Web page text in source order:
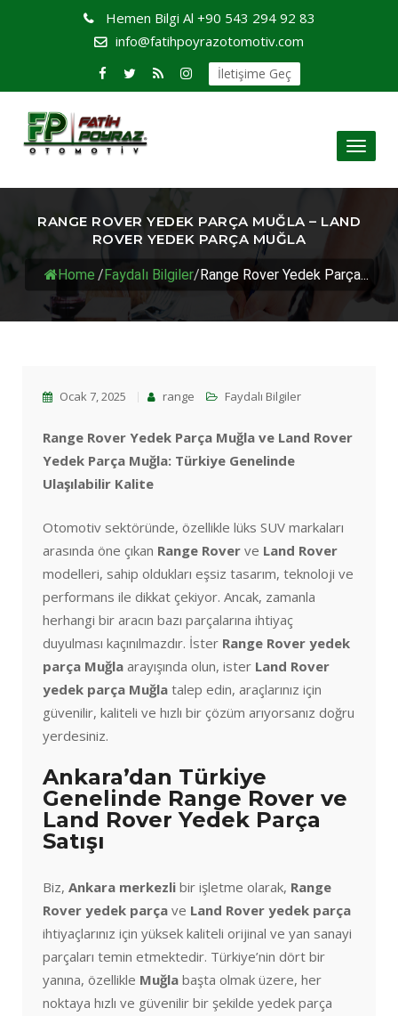
Hemen Bilgi Al +90 543 294 92 83
info@fatihpoyrazotomotiv.com
İletişime Geç
Toggle
RANGE ROVER YEDEK PARÇA MUĞLA – LAND
ROVER YEDEK PARÇA MUĞLA
Home /Faydalı Bilgiler/Range Rover Yedek Parça...
Ocak 7, 2025 range Faydalı Bilgiler
Range Rover Yedek Parça Muğla ve Land Rover
Yedek Parça Muğla: Türkiye Genelinde
Ulaşılabilir Kalite
Otomotiv sektöründe, özellikle lüks SUV markaları
arasında öne çıkan Range Rover ve Land Rover
modelleri, sahip oldukları eşsiz tasarım, teknoloji ve
performans ile dikkat çekiyor. Ancak, zamanla
herhangi bir aracın bazı parçalarına ihtiyaç
duyulması kaçınılmazdır. İster Range Rover yedek
parça Muğla arayışında olun, ister Land Rover
yedek parça Muğla talep edin, araçlarınız için
güvenilir, kaliteli ve hızlı bir çözüm arıyorsanız doğru
yerdesiniz.
Ankara’dan Türkiye
Genelinde Range Rover ve
Land Rover Yedek Parça
Satışı
Biz, Ankara merkezli bir işletme olarak, Range
Rover yedek parça ve Land Rover yedek parça
ihtiyaçlarınız için yüksek kaliteli orijinal ve yan sanayi
parçaları temin etmektedir. Türkiye’nin dört bir
yanına, özellikle Muğla başta olmak üzere, her
noktaya hızlı ve güvenilir bir şekilde yedek parça